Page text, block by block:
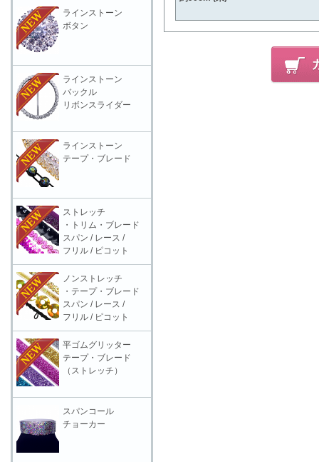
ラインストーン
ボタン
ラインストーン
バックル
リボンスライダー
ラインストーン
テープ・ブレード
ストレッチ
・トリム・ブレード
スパン / レース /
フリル / ピコット
ノンストレッチ
・テープ・ブレード
スパン / レース /
フリル / ピコット
平ゴムグリッター
テープ・ブレード
（ストレッチ）
スパンコール
チョーカー